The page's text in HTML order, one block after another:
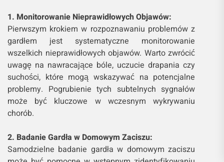
1. Monitorowanie Nieprawidłowych Objawów:
Pierwszym krokiem w rozpoznawaniu problemów z
gardłem jest systematyczne monitorowanie
wszelkich nieprawidłowych objawów. Warto zwrócić
uwagę na nawracające bóle, uczucie drapania czy
suchości, które mogą wskazywać na potencjalne
problemy. Pogrubienie tych subtelnych sygnałów
może być kluczowe w wczesnym wykrywaniu
chorób.
2. Badanie Gardła w Domowym Zaciszu:
Samodzielne badanie gardła w domowym zaciszu